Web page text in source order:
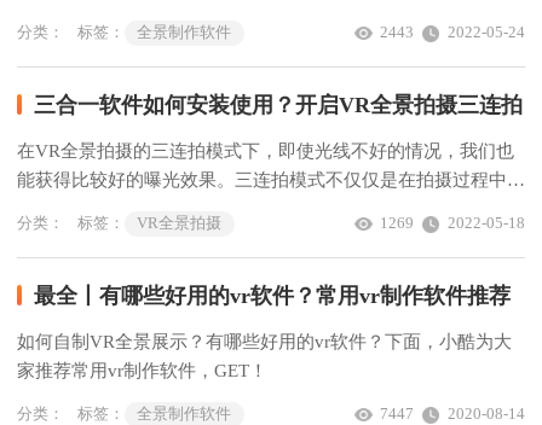
了。
分类： 标签： 全景制作软件 2022-05-24
2443
三合一软件如何安装使用？开启VR全景拍摄三连拍
在VR全景拍摄的三连拍模式下，即使光线不好的情况，我们也
能获得比较好的曝光效果。三连拍模式不仅仅是在拍摄过程中多
光、弱曝光，然后经过三合一软件合成就能获得一张曝光比较好
分类： 标签： VR全景拍摄 2022-05-18
1269
最全丨有哪些好用的vr软件？常用vr制作软件推荐
如何自制VR全景展示？有哪些好用的vr软件？下面，小酷为大
家推荐常用vr制作软件，GET！
分类： 标签： 全景制作软件 2020-08-14
7447